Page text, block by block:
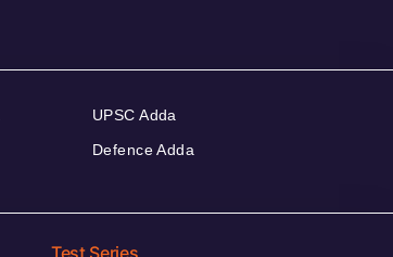
UPSC Adda
Defence Adda
Test Series